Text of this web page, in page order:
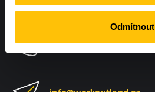
Odmítnout
+420 604 425 410